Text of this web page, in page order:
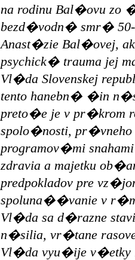
na rodinu Bal�ovu zo
bezd�vodn� smr�
Anast�zie Bal�ovej,
psychick� trauma jej
Vl�da Slovenskej
tento hanebn� �in
preto�e je v pr�krom
spolo�nosti,
programov�mi
zdravia a majetku
predpokladov pre
spoluna��vanie v
Vl�da sa d�razne
n�silia, vr�tane
Vl�da vyu�ije v�etky